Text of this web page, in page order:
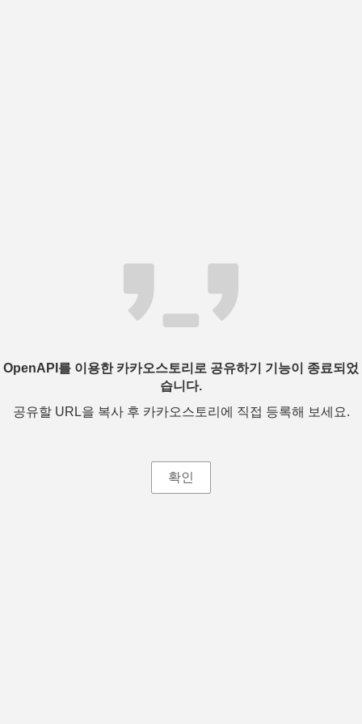
OpenAPI를 이용한 카카오스토리로 공유하기 기능이 종료되었
습니다.
공유할 URL을 복사 후 카카오스토리에 직접 등록해 보세요.
확인